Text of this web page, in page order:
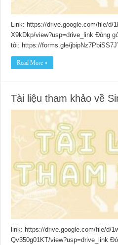
Link: https://drive.google.com/file/d/
X9kDkp/view?usp=drive_link Đóng
tôi: https://forms.gle/
Read More »
Tài liệu tham khảo về
link: https://drive.google.com/file/d/
Qv350g01KT/view?usp=drive_link